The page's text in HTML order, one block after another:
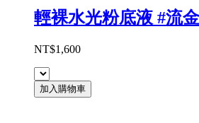
輕裸水光粉底液 #流
NT$1,600
加入購物車